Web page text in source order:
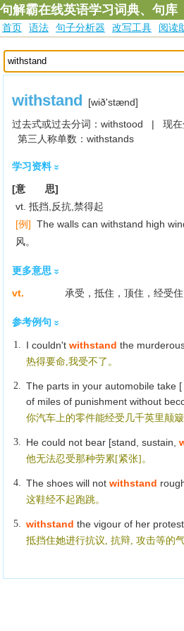
句解霸在线英语学习词典、句库
首页 语法 句子分析器 改写工具 阅读
withstand
[wið'stænd]
过去式或过去分词：withstood | 现
第三人称单数：withstands
学习资料
[意 思]
vt. 抵挡,反抗,禁得起
[例] The walls can withstand high
风。
更多意思
vt. 承受，抵住，顶住，经受住
参考例句
1. I couldn't withstandthe
热得要命,我受不了。
2. The parts in your automobile take
of miles of punishment without
你汽车上的零件能经受几千英里颠
3. He could not bear [stand, sustain,
他无法忍受那种劳累[紧张]。
4. The shoes will not withstand
这鞋经不起跑跳。
5. withstandthe vigour of her
抵挡住她进行抗议, 抗辩, 攻击等的